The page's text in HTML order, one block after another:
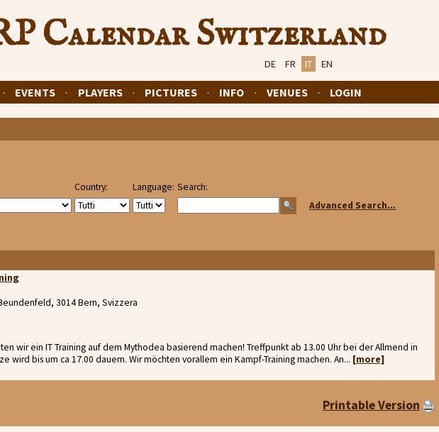
Calendar Switzerland
DE FR IT EN
· EVENTS · PLAYERS · PICTURES · INFO · VENUES · LOGIN
Country: Language: Search:
Advanced Search...
3014 Bern, Svizzera
wir ein IT Training auf dem Mythodea basierend machen! Treffpunkt ab 13.00 Uhr bei der Allmend in
wird bis um ca 17.00 dauern. Wir möchten vorallem ein Kampf-Training machen. An... [more]
Printable Version